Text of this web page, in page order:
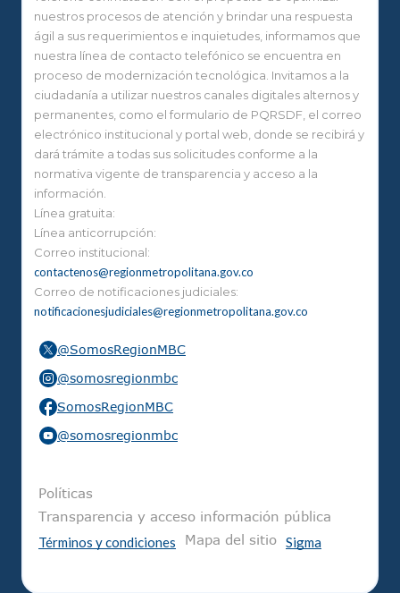
nuestros procesos de atención y brindar una respuesta
ágil a sus requerimientos e inquietudes, informamos que
nuestra línea de contacto telefónico se encuentra en
proceso de modernización tecnológica. Invitamos a la
ciudadanía a utilizar nuestros canales digitales alternos y
permanentes, como el formulario de PQRSDF, el correo
electrónico institucional y portal web, donde se recibirá y
dará trámite a todas sus solicitudes conforme a la
normativa vigente de transparencia y acceso a la
información.
Línea gratuita:
Línea anticorrupción:
Correo institucional:
contactenos@regionmetropolitana.gov.co
Correo de notificaciones judiciales:
notificacionesjudiciales@regionmetropolitana.gov.co
@SomosRegionMBC
@somosregionmbc
SomosRegionMBC
@somosregionmbc
Pie de página
Políticas
Transparencia y acceso información pública
Términos y condiciones
Mapa del sitio Sigma